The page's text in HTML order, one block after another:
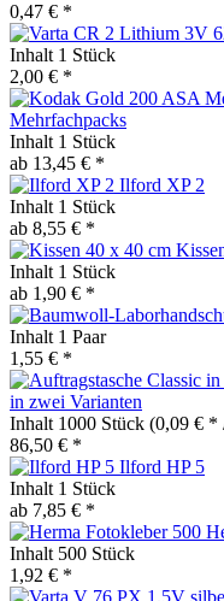
0,47 € *
Inhalt 1 Stück
2,00 € *
Mehrfachpacks
Inhalt 1 Stück
ab 13,45 € *
Ilford XP 2
Inhalt 1 Stück
ab 8,55 € *
Inhalt 1 Stück
ab 1,90 € *
Inhalt 1 Paar
1,55 € *
in zwei Varianten
Inhalt 1000 Stück (0,09 € *
86,50 € *
Ilford HP 5
Inhalt 1 Stück
ab 7,85 € *
Inhalt 500 Stück
1,92 € *